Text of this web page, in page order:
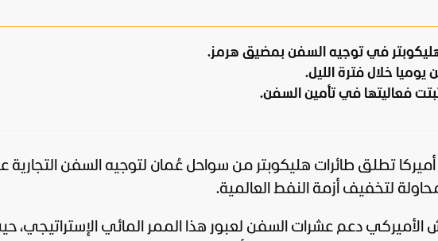
في توجيه السفن بمضيق هرمز.
فعاليتها في تأمين السفن.
أميركا تطلق طائرات هليكوبتر من سواحل عُمان لتوجيه السفن التجارية
لتخفيف أزمة النفط العالمية.
الأميركي دعم عشرات السفن لعبور هذا الممر المائي الإستراتيجي،